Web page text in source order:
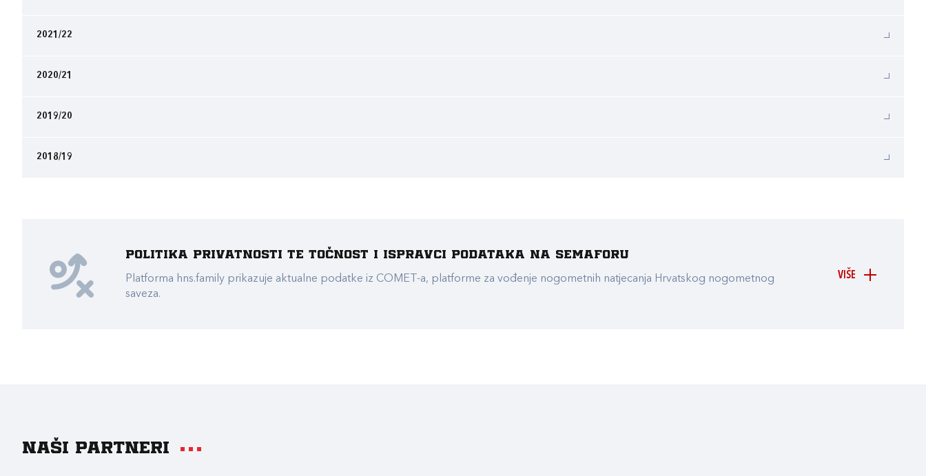
2021/22
2020/21
2019/20
2018/19
VIŠE
Politika privatnosti te točnost i ispravci podataka na Semaforu
Platforma hns.family prikazuje aktualne podatke iz COMET-a, platforme za vođenje nogometnih natjecanja Hrvatskog nogometnog
saveza.
Naši partneri